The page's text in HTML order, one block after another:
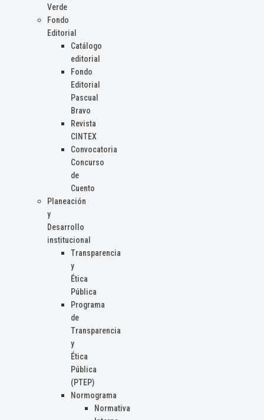
Verde
Fondo
Editorial
Catálogo
editorial
Fondo
Editorial
Pascual
Bravo
Revista
CINTEX
Convocatoria
Concurso
de
Cuento
Planeación
y
Desarrollo
institucional
Transparencia
y
Ética
Pública
Programa
de
Transparencia
y
Ética
Pública
(PTEP)
Normograma
Normativa